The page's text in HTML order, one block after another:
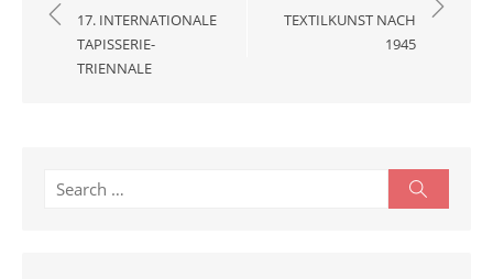
17. INTERNATIONALE
TAPISSERIE-
TRIENNALE
TEXTILKUNST NACH
1945
Search